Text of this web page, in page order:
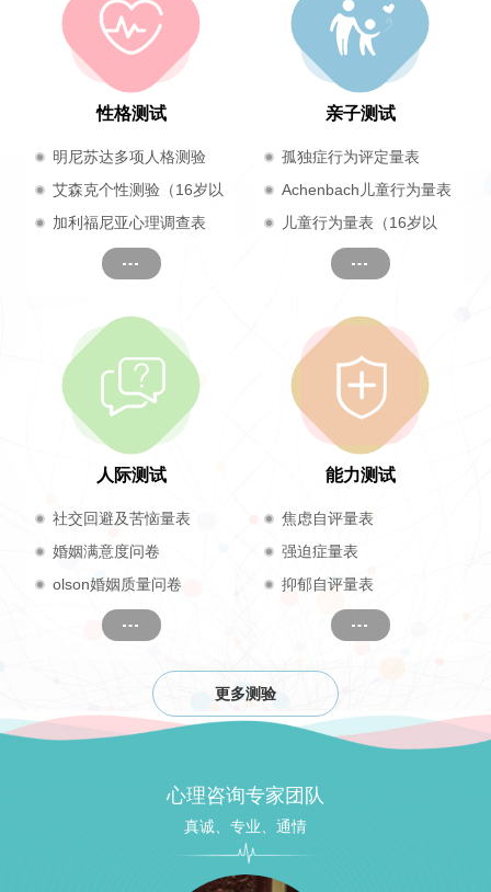
性格测试
明尼苏达多项人格测验
（17岁及以上）
艾森克个性测验（16岁以
上成人）
加利福尼亚心理调查表
亲子测试
孤独症行为评定量表
Achenbach儿童行为量表
儿童行为量表（16岁以
人际测试
社交回避及苦恼量表
婚姻满意度问卷
olson婚姻质量问卷
能力测试
焦虑自评量表
强迫症量表
抑郁自评量表
更多测验
心理咨询专家团队
真诚、专业、通情